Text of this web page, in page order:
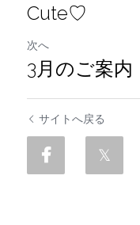
Cute♡
次へ
3月のご案内
サイトへ戻る